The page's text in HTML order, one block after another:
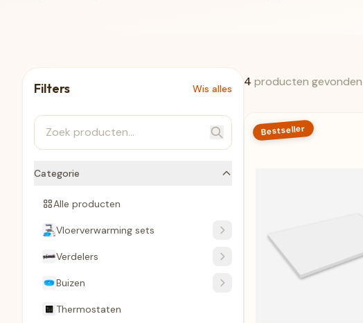
Filters Wis alles
Categorie
Alle producten
Vloerverwarming sets
Verdelers
Buizen
Thermostaten
4 producten gevonden
Bestseller